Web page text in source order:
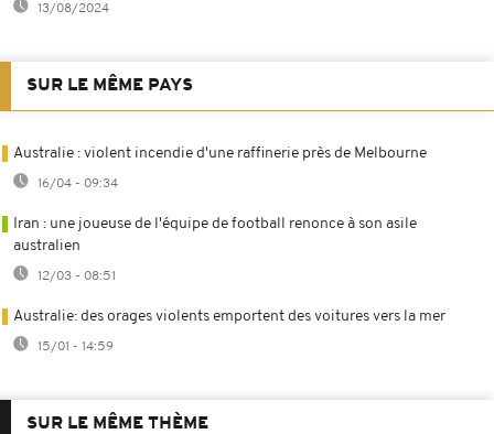
13/08/2024
SUR LE MÊME PAYS
Australie : violent incendie d'une raffinerie près de Melbourne
16/04 - 09:34
Iran : une joueuse de l'équipe de football renonce à son asile
australien
12/03 - 08:51
Australie: des orages violents emportent des voitures vers la mer
15/01 - 14:59
SUR LE MÊME THÈME